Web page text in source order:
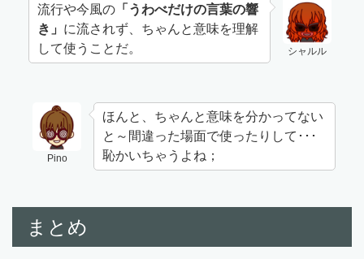
シャルル
流行や今風の 「うわべだけの言葉の響
き」 に流されず、ちゃんと意味を理解
して使うことだ。
Pino
ほんと、ちゃんと意味を分かってない
と～間違った場面で使ったりして･･･
恥かいちゃうよね；
まとめ